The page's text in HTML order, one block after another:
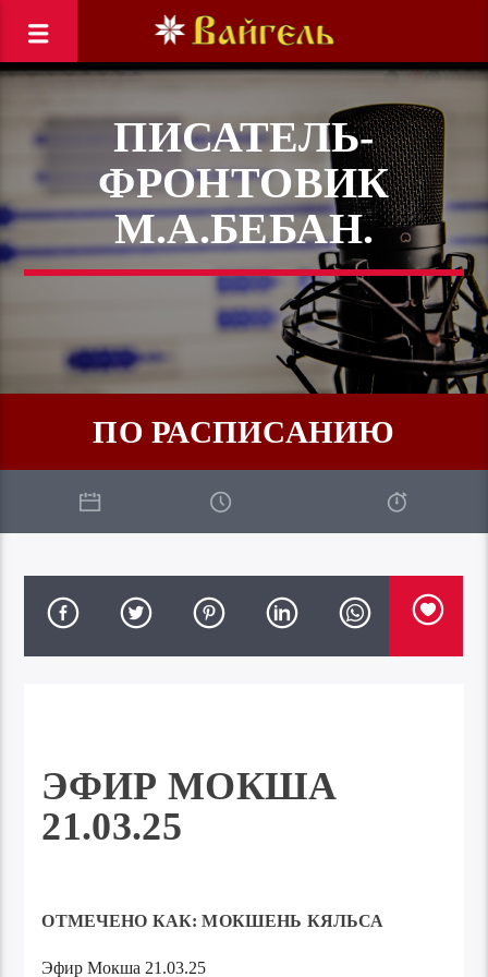
ПИСАТЕЛЬ-
ФРОНТОВИК
М.А.БЕБАН.
ПО РАСПИСАНИЮ
ЭФИР МОКША
21.03.25
ОТМЕЧЕНО КАК:МОКШЕНЬ КЯЛЬСА
Эфир Мокша 21.03.25